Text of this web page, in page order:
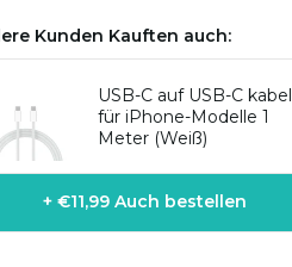
Kunden Kauften auch:
USB-C auf USB-C kabel
für iPhone-Modelle 1
Meter (Weiß)
+ €11,99 Auch bestellen